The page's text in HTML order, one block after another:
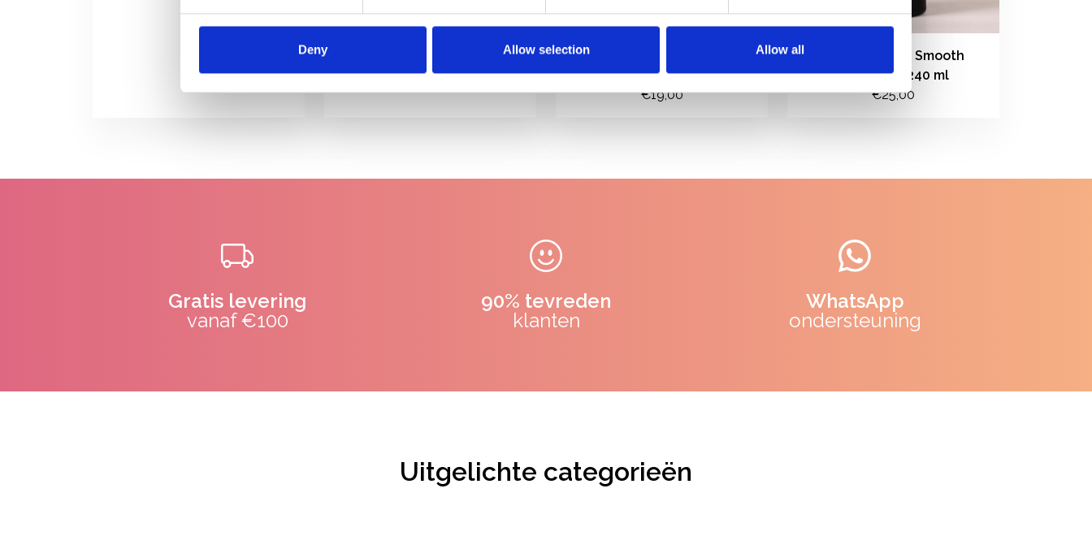
Deny Allow selection Allow all
Jon Renau Synthetic Hair Kit
€65,00
Jon Renau Conditioner voor
synthetisch haar
€19,00
Jon Renau HD Smooth
Detangler 240 ml
€25,00
Gratis levering
vanaf €100
90% tevreden
klanten
WhatsApp
ondersteuning
Uitgelichte categorieën